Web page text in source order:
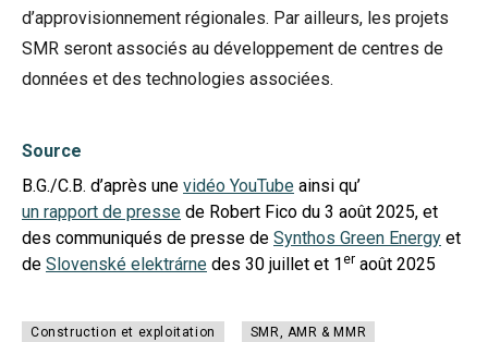
d’approvisionnement régionales. Par ailleurs, les projets
SMR seront associés au développement de centres de
données et des technologies associées.
Source
B.G./C.B. d’après une vidéo YouTube ainsi qu’
un rapport de presse de Robert Fico du 3 août 2025, et
des communiqués de presse de Synthos Green Energy et
de Slovenské elektrárne des 30 juillet et 1er août 2025
Construction et exploitation SMR, AMR & MMR